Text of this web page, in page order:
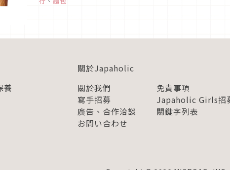
養
關於Japaholic
關於我們
免責事項
寫手招募
Japaholic Girls招
廣告、合作洽談
關鍵字列表
お問い合わせ